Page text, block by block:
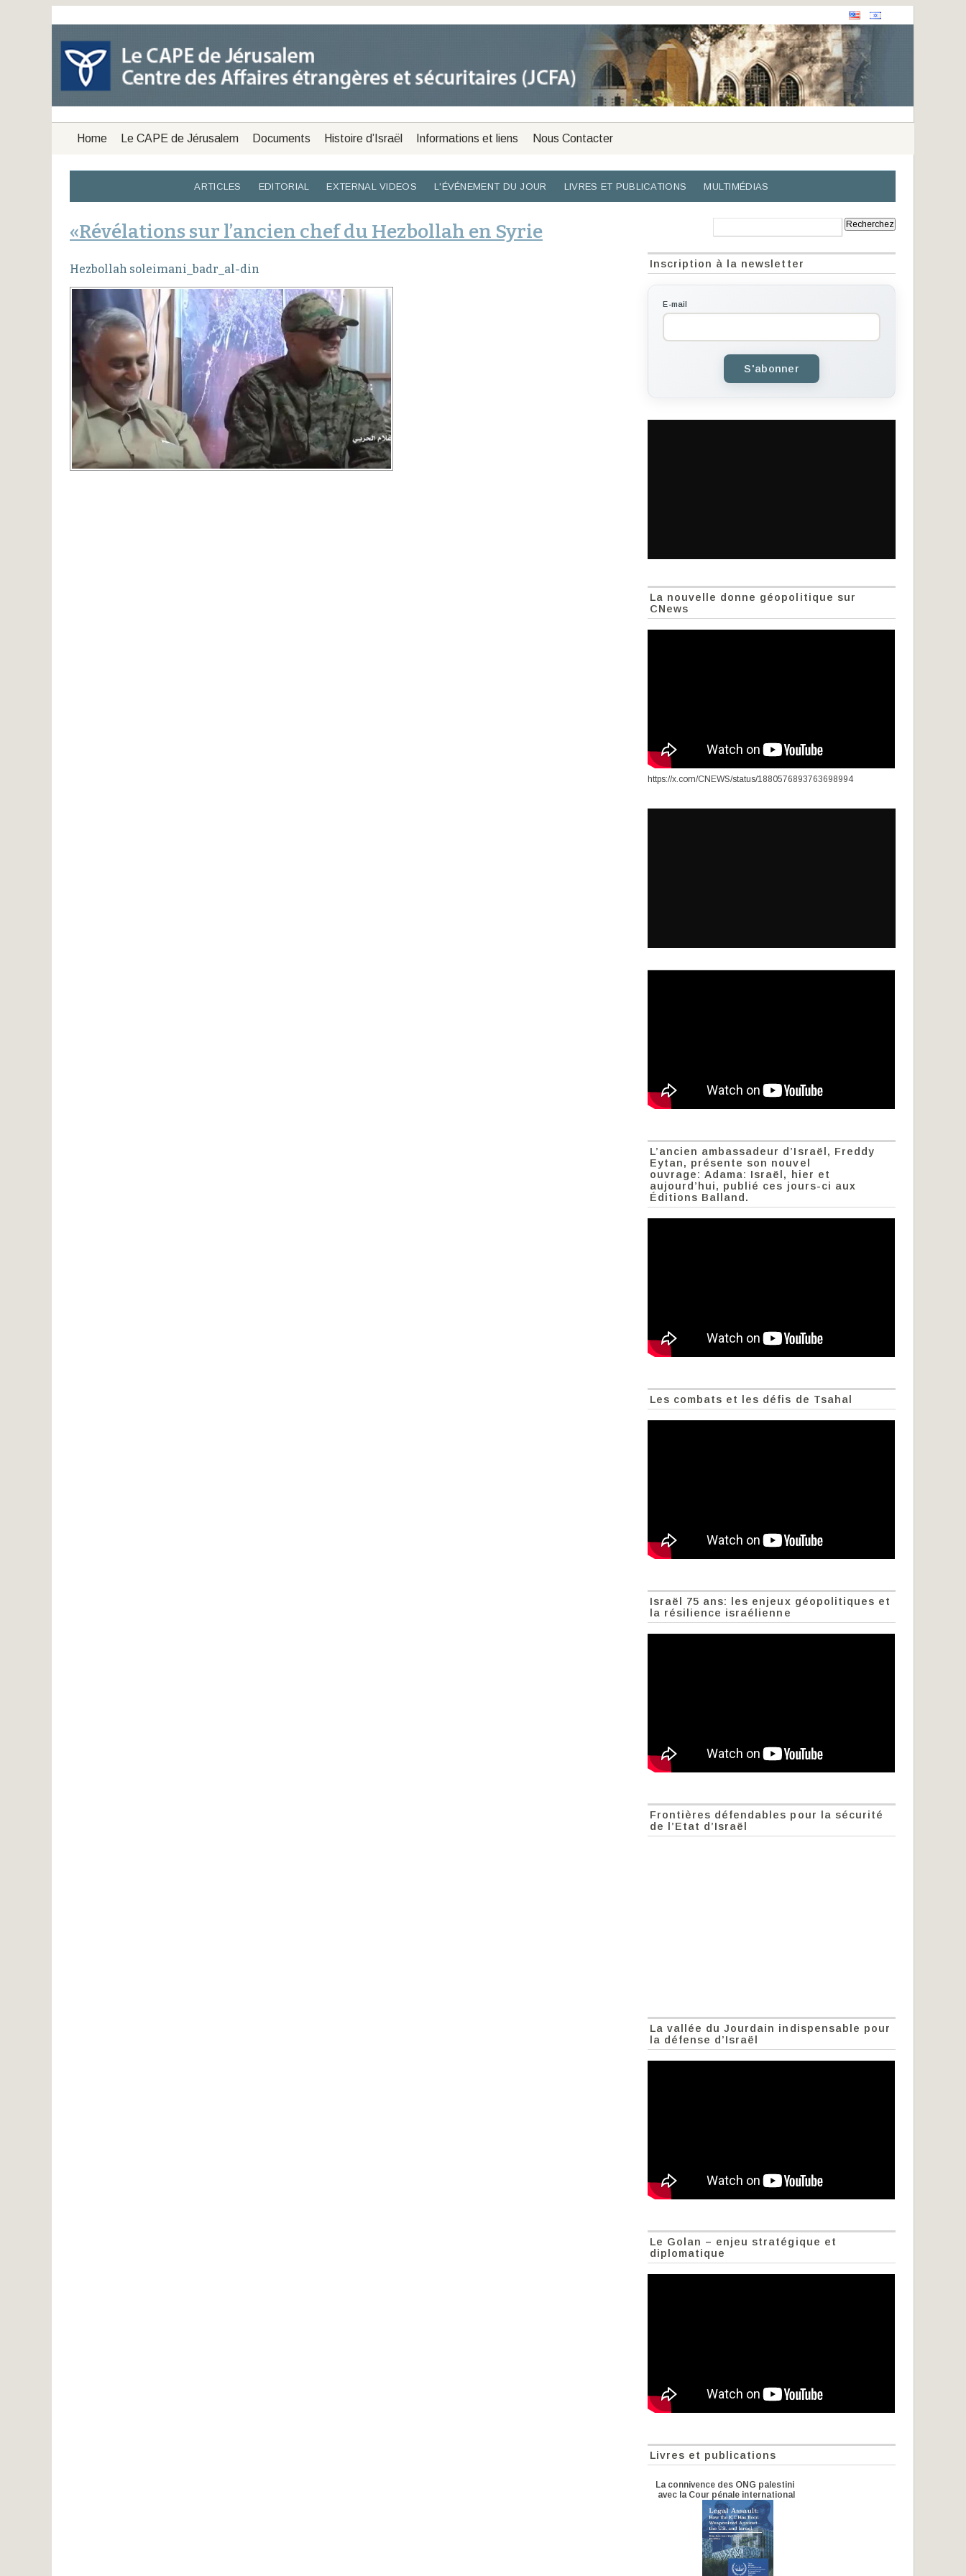
Home Le CAPE de Jérusalem Documents Histoire d’Israël Informations et liens Nous Contacter
ARTICLES EDITORIAL EXTERNAL VIDEOS L'ÉVÉNEMENT DU JOUR LIVRES ET PUBLICATIONS MULTIMÉDIAS
«Révélations sur l’ancien chef du Hezbollah en Syrie
Hezbollah soleimani_badr_al-din Inscription à la newsletter
E-mail
S'abonner
La nouvelle donne géopolitique sur
CNews
https://x.com/CNEWS/status/1880576893763698994
L’ancien ambassadeur d’Israël, Freddy
Eytan, présente son nouvel
ouvrage: Adama: Israël, hier et
aujourd’hui, publié ces jours-ci aux
Éditions Balland.
Les combats et les défis de Tsahal
Israël 75 ans: les enjeux géopolitiques et
la résilience israélienne
Frontières défendables pour la sécurité
de l’Etat d’Israël
La vallée du Jourdain indispensable pour
la défense d’Israël
Le Golan – enjeu stratégique et
diplomatique
Livres et publications
La connivence des ONG palestiniennes
avec la Cour pénale internationale-CPI